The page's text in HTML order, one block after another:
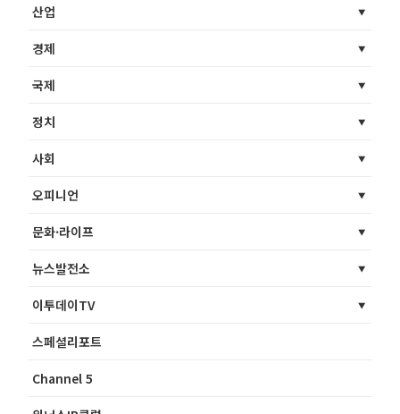
산업
경제
국제
정치
사회
오피니언
문화·라이프
뉴스발전소
이투데이TV
스페셜리포트
Channel 5